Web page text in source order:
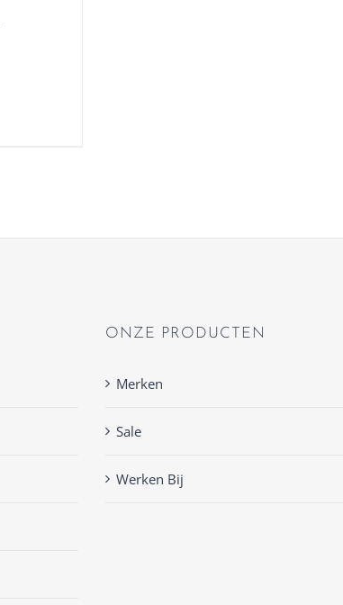
ONZE PRODUCTEN
Merken
Sale
Werken Bij